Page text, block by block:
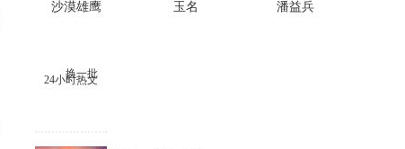
沙漠雄鹰 玉名 潘益兵
24小时热文
换一批